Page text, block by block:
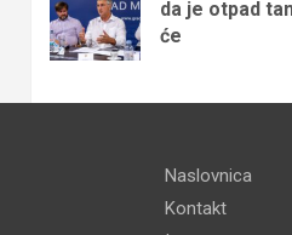
da je otpad
će
Naslovnica
Kontakt